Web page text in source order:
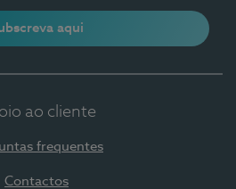
aqui
ao cliente
frequentes
Contactos